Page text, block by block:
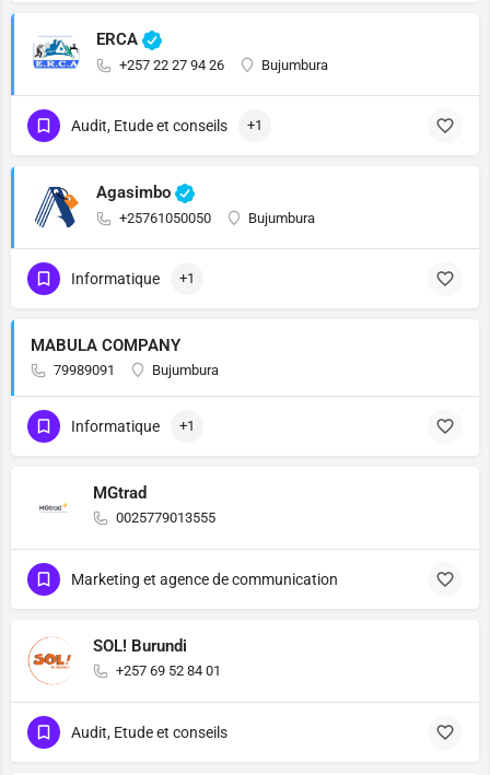
ERCA
+257 22 27 94 26 Bujumbura
Audit, Etude et conseils +1
Agasimbo
+25761050050 Bujumbura
Informatique +1
MABULA COMPANY
79989091 Bujumbura
Informatique +1
MGtrad
0025779013555
Marketing et agence de communication
SOL! Burundi
+257 69 52 84 01
Audit, Etude et conseils